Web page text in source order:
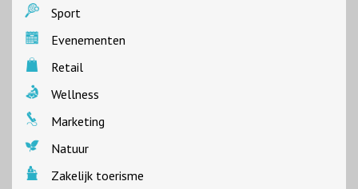
Sport
Evenementen
Retail
Wellness
Marketing
Natuur
Zakelijk toerisme